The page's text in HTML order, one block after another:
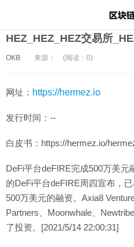
HEZ_HEZ_HEZ交易所
OKB 来源： (阅读：0)
网址： https://hermez.io
发行时间：--
白皮书：https://hermez.io/
DeFi平台deFIRE完成500万美元
的DeFi平台deFIRE周四宣布，
500万美元的融资。Axia8
Partners、Moonwhale、
了投资。[2021/5/14 22:00:31]